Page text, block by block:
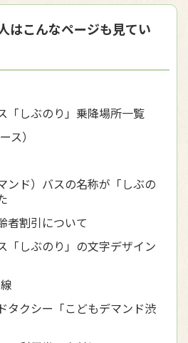
はこんなページも見てい
「しぶのり」乗降場所一覧
ス）
ンド）バスの名称が「しぶの
者割引について
「しぶのり」の文字デザイン
タクシー「こどもデマンド渋